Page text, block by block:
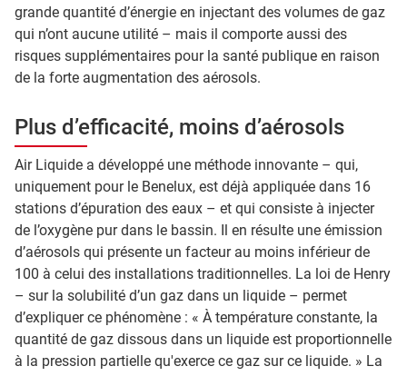
grande quantité d’énergie en injectant des volumes de gaz
qui n’ont aucune utilité – mais il comporte aussi des
risques supplémentaires pour la santé publique en raison
de la forte augmentation des aérosols.
Plus d’efficacité, moins d’aérosols
Air Liquide a développé une méthode innovante – qui,
uniquement pour le Benelux, est déjà appliquée dans 16
stations d’épuration des eaux – et qui consiste à injecter
de l’oxygène pur dans le bassin. Il en résulte une émission
d’aérosols qui présente un facteur au moins inférieur de
100 à celui des installations traditionnelles. La loi de Henry
– sur la solubilité d’un gaz dans un liquide – permet
d’expliquer ce phénomène : « À température constante, la
quantité de gaz dissous dans un liquide est proportionnelle
à la pression partielle qu'exerce ce gaz sur ce liquide. » La